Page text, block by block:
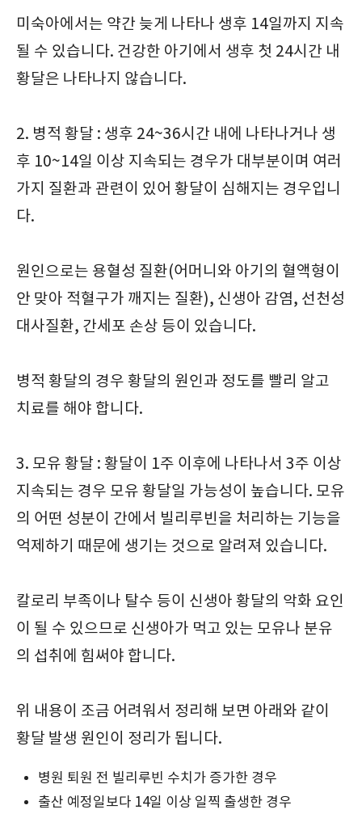
미숙아에서는 약간 늦게 나타나 생후 14일까지 지속
될 수 있습니다. 건강한 아기에서 생후 첫 24시간 내
황달은 나타나지 않습니다.
2. 병적 황달 : 생후 24~36시간 내에 나타나거나 생
후 10~14일 이상 지속되는 경우가 대부분이며 여러
가지 질환과 관련이 있어 황달이 심해지는 경우입니
다.
원인으로는 용혈성 질환(어머니와 아기의 혈액형이
안 맞아 적혈구가 깨지는 질환), 신생아 감염, 선천성
대사질환, 간세포 손상 등이 있습니다.
병적 황달의 경우 황달의 원인과 정도를 빨리 알고
치료를 해야 합니다.
3. 모유 황달 : 황달이 1주 이후에 나타나서 3주 이상
지속되는 경우 모유 황달일 가능성이 높습니다. 모유
의 어떤 성분이 간에서 빌리루빈을 처리하는 기능을
억제하기 때문에 생기는 것으로 알려져 있습니다.
칼로리 부족이나 탈수 등이 신생아 황달의 악화 요인
이 될 수 있으므로 신생아가 먹고 있는 모유나 분유
의 섭취에 힘써야 합니다.
위 내용이 조금 어려워서 정리해 보면 아래와 같이
황달 발생 원인이 정리가 됩니다.
병원 퇴원 전 빌리루빈 수치가 증가한 경우
출산 예정일보다 14일 이상 일찍 출생한 경우